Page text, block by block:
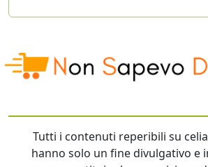
Tutti i contenuti reperibili su
hanno solo un fine divulgativo e